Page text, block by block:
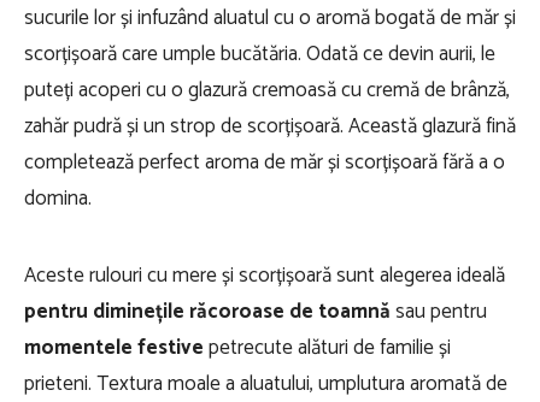
sucurile lor și infuzând aluatul cu o aromă bogată de măr și
scorțișoară care umple bucătăria. Odată ce devin aurii, le
puteți acoperi cu o glazură cremoasă cu cremă de brânză,
zahăr pudră și un strop de scorțișoară. Această glazură fină
completează perfect aroma de măr și scorțișoară fără a o
domina.
Aceste rulouri cu mere și scorțișoară sunt alegerea ideală
pentru diminețile răcoroase de toamnăsau pentru
momentele festivepetrecute alături de familie și
prieteni. Textura moale a aluatului, umplutura aromată de